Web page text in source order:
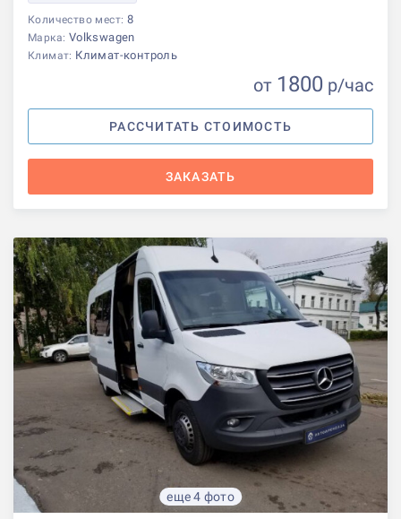
Количество мест: 8
Марка: Volkswagen
Климат: Климат-контроль
от 1800 р/час
РАССЧИТАТЬ СТОИМОСТЬ
ЗАКАЗАТЬ
еще 4 фото